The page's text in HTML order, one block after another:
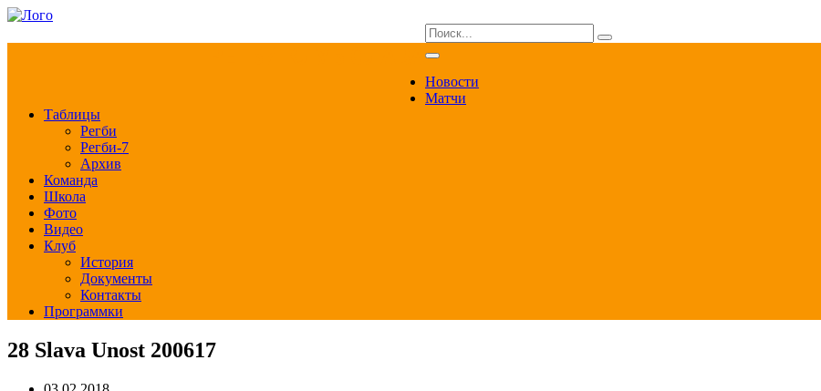
Новости
Матчи
Таблицы
Регби
Регби-7
Архив
Команда
Школа
Фото
Видео
Клуб
История
Документы
Контакты
Программки
28 Slava Unost 200617